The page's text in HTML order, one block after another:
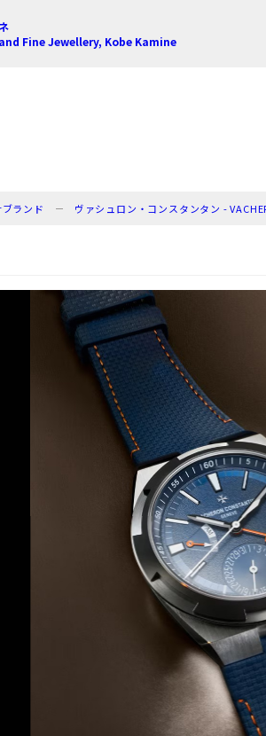
Fine Jewellery, Kobe Kamine
ランド ヴァシュロン・コンスタンタン -